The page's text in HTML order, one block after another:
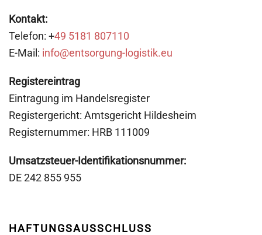
Kontakt:
Telefon: +49 5181 807110
E-Mail: info@entsorgung-logistik.eu
Registereintrag
Eintragung im Handelsregister
Registergericht: Amtsgericht Hildesheim
Registernummer: HRB 111009
Umsatzsteuer-Identifikationsnummer:
DE 242 855 955
HAFTUNGSAUSSCHLUSS